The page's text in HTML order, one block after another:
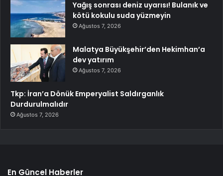
Yağış sonrası deniz uyarısı! Bulanık ve
kötü kokulu suda yüzmeyin
Ağustos 7, 2026
Malatya Büyükşehir’den Hekimhan’a
dev yatırım
Ağustos 7, 2026
Tkp: İran’a Dönük Emperyalist Saldırganlık
Durdurulmalıdır
Ağustos 7, 2026
En Güncel Haberler